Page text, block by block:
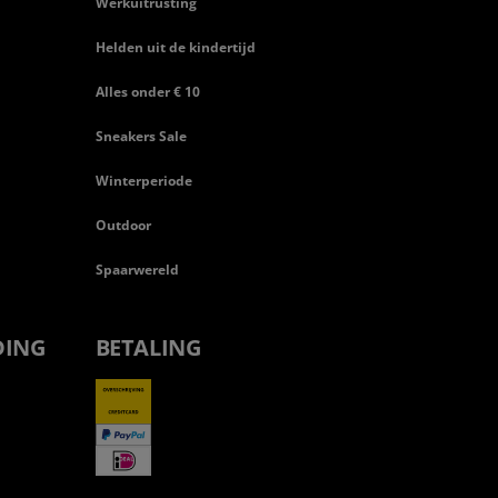
Helden uit de kindertijd
Alles onder € 10
Sneakers Sale
Winterperiode
Outdoor
Spaarwereld
BETALING